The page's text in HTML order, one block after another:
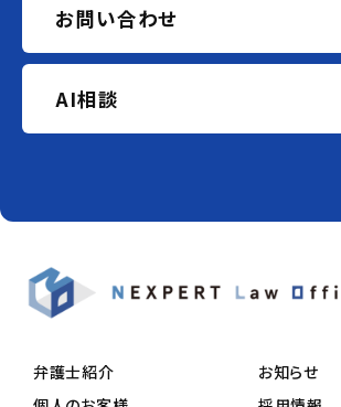
お問い合わせ
AI相談
弁護士紹介
お知らせ